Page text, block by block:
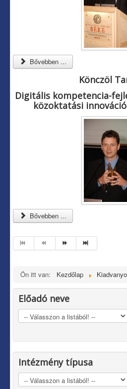
Bővebben ...
Könczöl
Digitális kompetencia-
közoktatási
Bővebben ...
Ön itt van: Kezdőlap
Előadó neve
Intézmény típusa